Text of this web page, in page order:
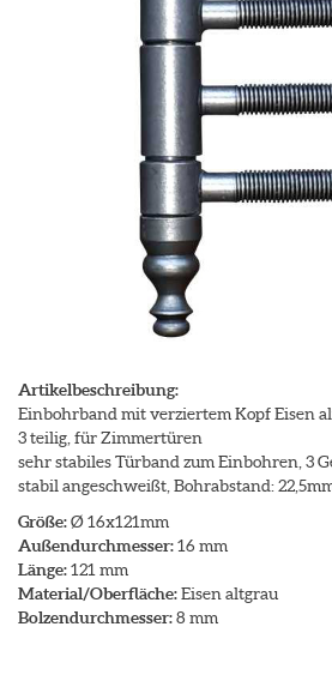
Artikelbeschreibung:
Einbohrband mit verziertem Kopf Eisen
3 teilig, für Zimmertüren
sehr stabiles Türband zum Einbohren, 3
stabil angeschweißt, Bohrabstand:
Größe:Ø 16x121mm
Außendurchmesser:16 mm
Länge:121 mm
Material/Oberfläche:Eisen altgrau
Bolzendurchmesser:8 mm